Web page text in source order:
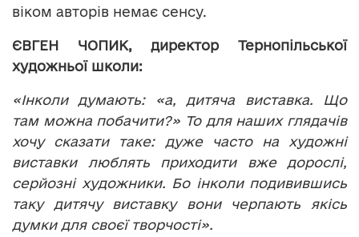
віком авторів немає сенсу.
ЄВГЕН ЧОПИК, директор Тернопільської
художньої школи:
«Інколи думають: «а, дитяча виставка. Що
там можна побачити?» То для наших глядачів
хочу сказати таке: дуже часто на художні
виставки люблять приходити вже дорослі,
серйозні художники. Бо інколи подивившись
таку дитячу виставку вони черпають якісь
думки для своєї творчості».